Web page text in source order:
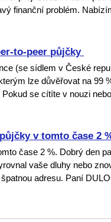
finanční problém.
to-peer půjčky
(se sídlem v České
lze důvěřovat na 99
se cítíte v nouzi
v tomto čase 2
čase 2 %. Dobrý den
vaše dluhy nebo
adresu. Paní